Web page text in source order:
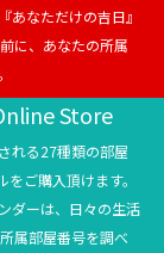
あなただけの吉日』
に、あなたの所属
Store
れる27種類の部屋
ご購入頂けます。
ダーは、日々の生活
属部屋番号を調べ